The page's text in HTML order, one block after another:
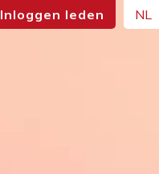
Inloggen leden NL